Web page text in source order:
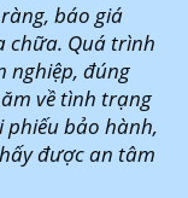
báo giá
chữa. Quá trình
nghiệp, đúng
về tình trạng
phiếu bảo hành,
được an tâm